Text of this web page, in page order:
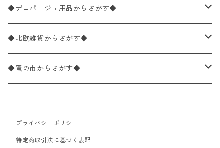
ペーパーナプキン10枚入りパック
ライスペーパー
ペーパーリネンナプキン
ワックスペーパー
パック売り
バラ売り
パック売り
40×40cm（ディナーサイズ）
バラ売り
パック売り
21×21cm（ポケットサイズ）
バラ売り
33cm（ラウンド）
植物・グリーン柄
動物・鳥・昆虫・蝶柄
海・魚柄
食べ物・フルーツ・野菜・ドリンク柄
ドイツ製 IHR/イア
ランチサイズ
カクテルサイズ
ドイツ製 Ambiente/アンビエンテ
ランチサイズ
ドイツ製 Paperproducts Design
カクテルサイズ
ランチサイズ
ドイツ製 ti-flair/ティーフレア
◆デコパージュ用品からさがす◆
デコパージュ液
デコパージュ下地
デコパージュはさみ
◆北欧雑貨からさがす◆
シリコンモールド
トレイ
◆蚤の市からさがす◆
北欧雑貨
プライバシーポリシー
特定商取引法に基づく表記